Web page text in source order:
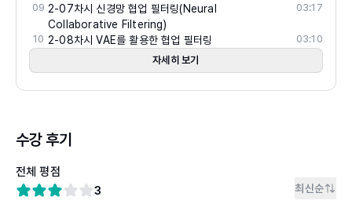
09 2-07차시 신경망 협업 필터링(Neural
Collaborative Filtering)
03:17
10 2-08차시 VAE를 활용한 협업 필터링
03:10
자세히 보기
수강 후기
전체 평점
3
최신순